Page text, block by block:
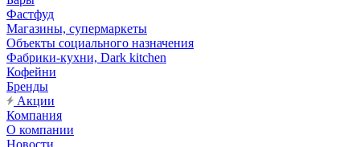
Фастфуд
Магазины, супермаркеты
Объекты социального назначения
Фабрики-кухни, Dark kitchen
Кофейни
Бренды
Акции
Компания
О компании
Новости